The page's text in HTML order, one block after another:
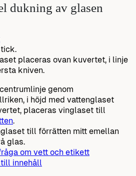
dukning av glasen
placeras ovan kuvertet, i linje
kniven.
genom
i höjd med vattenglaset
placeras vinglaset till
.
till förrätten mitt emellan
glas.
om vett och etikett
innehåll